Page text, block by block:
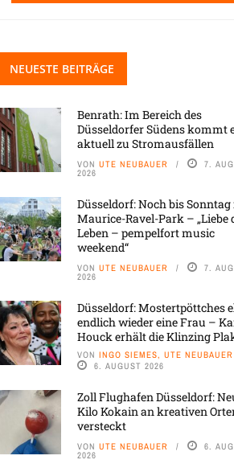
NEUESTE BEITRÄGE
Benrath: Im Bereich des
Düsseldorfer Südens kommt
aktuell zu Stromausfällen
VON UTE NEUBAUER 7.
2026
Düsseldorf: Noch bis Sonntag
Maurice-Ravel-Park – „Liebe
Leben – pempelfort music
weekend“
VON UTE NEUBAUER 7.
2026
Düsseldorf: Mostertpöttches
endlich wieder eine Frau –
Houck erhält die Klinzing
VON INGO SIEMES, UTE NEUBAUER
6. AUGUST 2026
Zoll Flughafen Düsseldorf:
Kilo Kokain an kreativen
versteckt
VON UTE NEUBAUER 6.
2026